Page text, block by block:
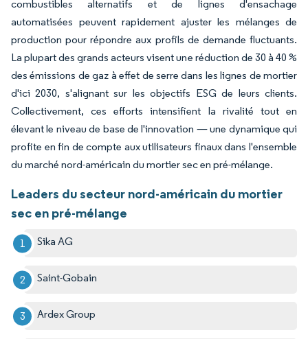
combustibles alternatifs et de lignes d'ensachage
automatisées peuvent rapidement ajuster les mélanges de
production pour répondre aux profils de demande fluctuants.
La plupart des grands acteurs visent une réduction de 30 à 40 %
des émissions de gaz à effet de serre dans les lignes de mortier
d'ici 2030, s'alignant sur les objectifs ESG de leurs clients.
Collectivement, ces efforts intensifient la rivalité tout en
élevant le niveau de base de l'innovation — une dynamique qui
profite en fin de compte aux utilisateurs finaux dans l'ensemble
du marché nord-américain du mortier sec en pré-mélange.
Leaders du secteur nord-américain du mortier
sec en pré-mélange
Sika AG
Saint-Gobain
Ardex Group